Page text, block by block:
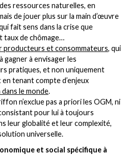
ressources naturelles, en
de jouer plus sur la main d’œuvre
fait sens dans la crise que
de chômage…
producteurs et consommateurs, qui
à envisager les
pratiques, et non uniquement
tenant compte d’enjeux
dans le monde.
n’exclue pas a priori les OGM, ni
pour lui à toujours
leur globalité et leur complexité,
universelle.
et social spécifique à